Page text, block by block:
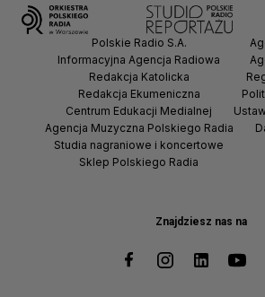
Znajdziesz nas na
Polskie Radio S.A.
Informacyjna Agencja Radiowa
Redakcja Katolicka
Redakcja Ekumeniczna
Centrum Edukacji Medialnej
Agencja Muzyczna Polskiego Radia
Studia nagraniowe i koncertowe
Sklep Polskiego Radia